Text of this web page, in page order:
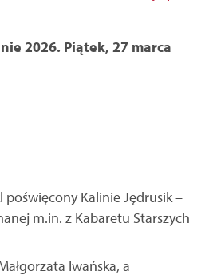
2026. Piątek, 27 marca
poświęcony Kalinie Jędrusik –
m.in. z Kabaretu Starszych
Iwańska, a